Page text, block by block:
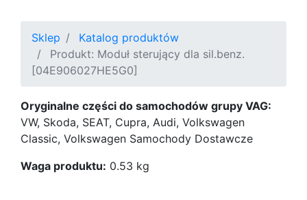
Sklep
Katalog produktów
Produkt: Moduł sterujący dla sil.benz.
[04E906027HE5G0]
Oryginalne części do samochodów grupy VAG:
VW, Skoda, SEAT, Cupra, Audi, Volkswagen
Classic, Volkswagen Samochody Dostawcze
Waga produktu: 0.53 kg